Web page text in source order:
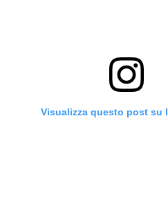
Visualizza questo post su